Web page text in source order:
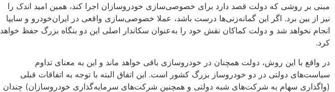
مبنی بر روشی که دولت قصد دارد برای خصوصی‌سازی خودروسازان اجرا کند، همین امید اندک را
نیز از بین برد. اگر این گمانه‌زنی‌ها درست باشد، عملا خصوصی‌سازی واقعی در ایران‌خودرو و سایپا
انجام نخواهد شد و دولت کماکان نقش خود را به‌عنوان سکاندار اصلی این دو بنگاه بزرگ حفظ خواهد
کرد.
در واقع با این روش، دولت همچنان در خودروسازی باقی خواهد ماند و این به معنای تداوم
سیاست‌های دولتی در دو خودروساز بزرگ کشور است. این اتفاق البته با توجه به اتفاقات قبلی
(واگذاری سهام به شرکت‌های شبه دولتی و همچنین شرکت‌های سرمایه‌گذاری خودروسازان) چندان